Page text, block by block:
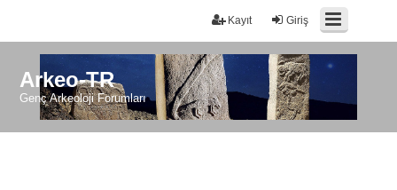
Giriş
Kayıt
Arkeo-TR
Genç Arkeoloji Forumları